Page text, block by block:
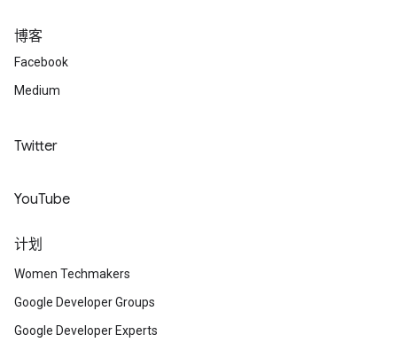
博客
Facebook
Medium
Twitter
YouTube
计划
Women Techmakers
Google Developer Groups
Google Developer Experts